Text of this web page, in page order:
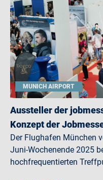
MUNICH AIRPORT
Aussteller der
Konzept der
Der Flughafen München
Juni-Wochenende 2025
hochfrequentierten